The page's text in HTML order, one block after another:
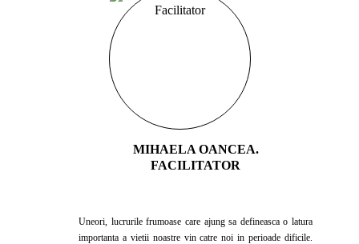
MIHAELA OANCEA.
FACILITATOR
Uneori, lucrurile frumoase care ajung sa defineasca o latura
importanta a vietii noastre vin catre noi in perioade dificile.